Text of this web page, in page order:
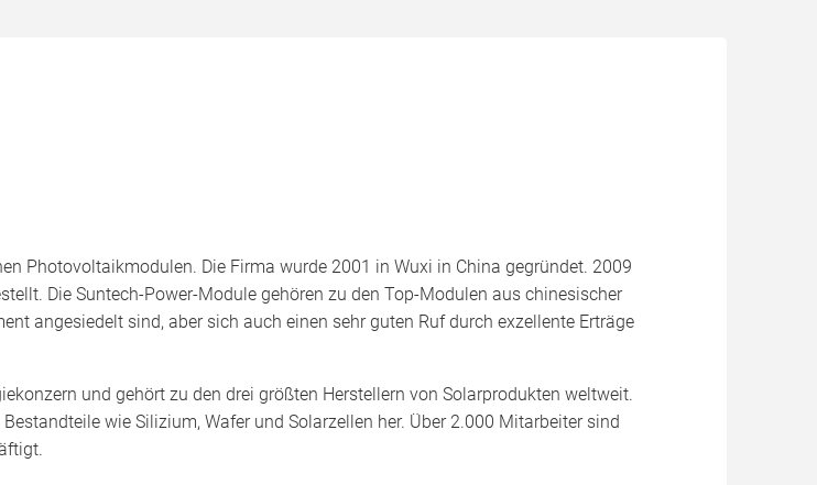
Photovoltaikmodulen. Die Firma wurde 2001 in Wuxi in China gegründet. 2009
Die Suntech-Power-Module gehören zu den Top-Modulen aus chinesischer
angesiedelt sind, aber sich auch einen sehr guten Ruf durch exzellente Erträge
und gehört zu den drei größten Herstellern von Solarprodukten weltweit.
wie Silizium, Wafer und Solarzellen her. Über 2.000 Mitarbeiter sind